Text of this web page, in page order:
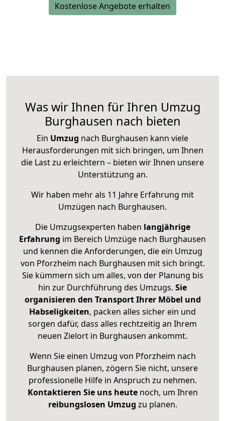
Kostenlose Angebote erhalten
Was wir Ihnen für Ihren Umzug
Burghausen nach bieten
Ein Umzug nach Burghausen kann viele
Herausforderungen mit sich bringen, um Ihnen
die Last zu erleichtern – bieten wir Ihnen unsere
Unterstützung an.
Wir haben mehr als 11 Jahre Erfahrung mit
Umzügen nach Burghausen.
Die Umzugsexperten haben langjährige
Erfahrung im Bereich Umzüge nach Burghausen
und kennen die Anforderungen, die ein Umzug
von Pforzheim nach Burghausen mit sich bringt.
Sie kümmern sich um alles, von der Planung bis
hin zur Durchführung des Umzugs. Sie
organisieren den Transport Ihrer Möbel und
Habseligkeiten, packen alles sicher ein und
sorgen dafür, dass alles rechtzeitig an Ihrem
neuen Zielort in Burghausen ankommt.
Wenn Sie einen Umzug von Pforzheim nach
Burghausen planen, zögern Sie nicht, unsere
professionelle Hilfe in Anspruch zu nehmen.
Kontaktieren Sie uns heutenoch, um Ihren
reibungslosen Umzug zu planen.